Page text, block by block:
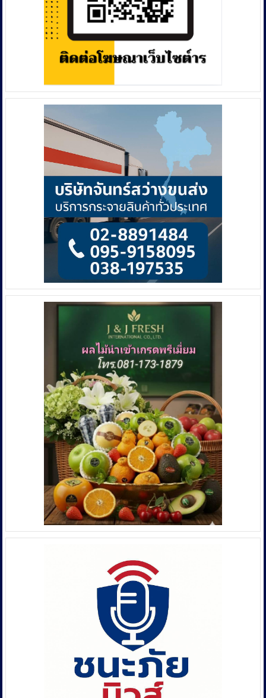
คุม
พื้นที่
อธิปไตย
ไทย​
90%
ชี้​
ซุก​
ยุทโธปกรณ์​
ตอน
อื้อ